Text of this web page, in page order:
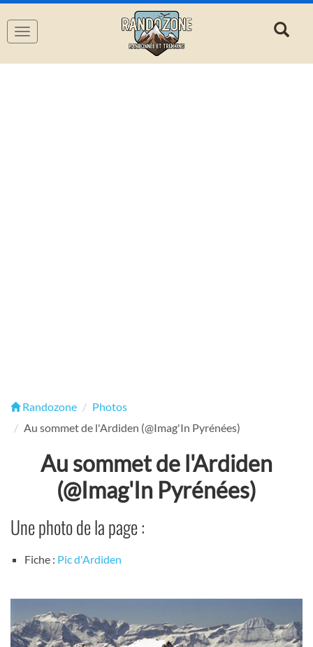
Navigation
Randozone
Photos
Au sommet de l'Ardiden (@Imag'In Pyrénées)
Au sommet de l'Ardiden
(@Imag'In Pyrénées)
Une photo de la page :
Fiche : Pic d'Ardiden